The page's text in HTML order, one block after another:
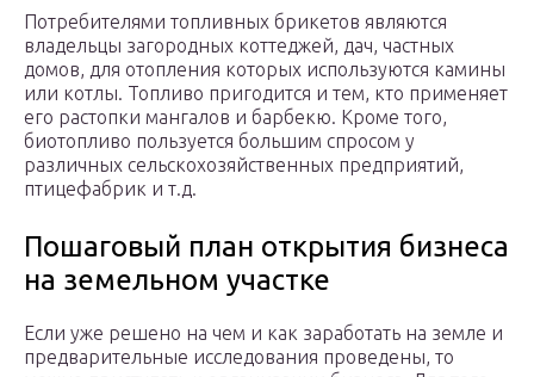
Потребителями топливных брикетов являются
владельцы загородных коттеджей, дач, частных
домов, для отопления которых используются камины
или котлы. Топливо пригодится и тем, кто применяет
его растопки мангалов и барбекю. Кроме того,
биотопливо пользуется большим спросом у
различных сельскохозяйственных предприятий,
птицефабрик и т.д.
Пошаговый план открытия бизнеса
на земельном участке
Если уже решено на чем и как заработать на земле и
предварительные исследования проведены, то